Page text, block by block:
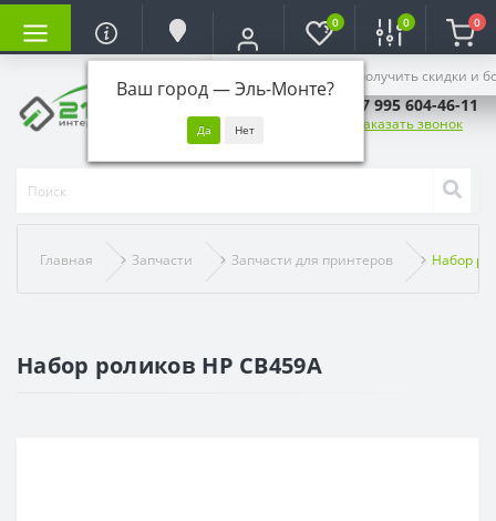
Ваш город —Эль-Монте?
Войдите, чтобы получить скидки и
0 0 0
+7 995 604-46-11
Заказать звонок
Главная Запчасти Запчасти для принтеров Набор
Набор роликов HP CB459A